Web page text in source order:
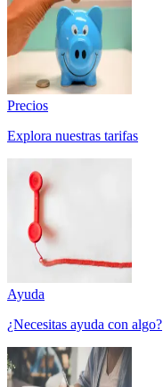
Precios
Explora nuestras tarifas
Ayuda
¿Necesitas ayuda con algo?